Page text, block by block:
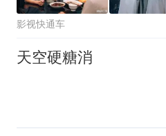
影视快通车
天空硬糖消